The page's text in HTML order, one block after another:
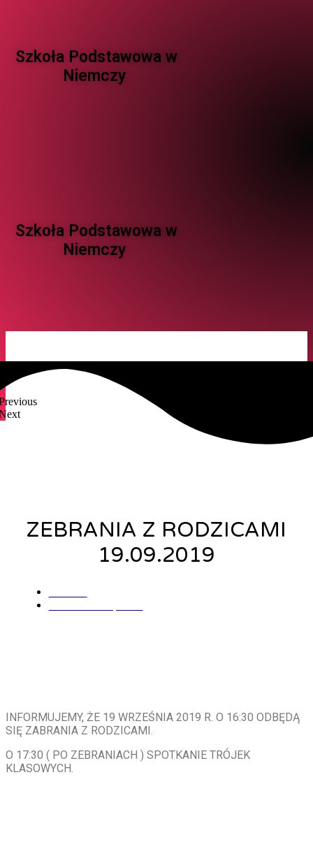
Szkoła Podstawowa w
Niemczy ​
Szkoła Podstawowa w
Niemczy ​
ZEBRANIA Z RODZICAMI
19.09.2019
INFORMUJEMY, ŻE 19 WRZEŚNIA 2019 R. O 16:30 ODBĘDĄ
SIĘ ZABRANIA Z RODZICAMI.
O 17:30 ( PO ZEBRANIACH ) SPOTKANIE TRÓJEK
KLASOWYCH.